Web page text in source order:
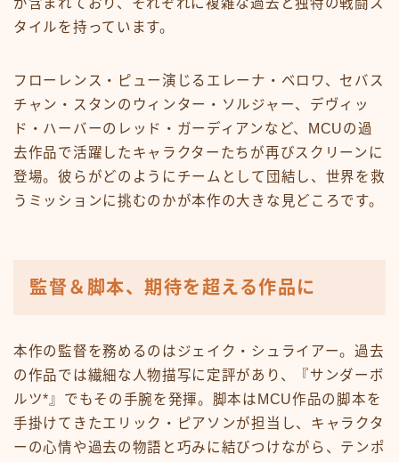
が含まれており、それぞれに複雑な過去と独特の戦闘ス
タイルを持っています。
フローレンス・ピュー演じるエレーナ・ベロワ、セバス
チャン・スタンのウィンター・ソルジャー、デヴィッ
ド・ハーバーのレッド・ガーディアンなど、MCUの過
去作品で活躍したキャラクターたちが再びスクリーンに
登場。彼らがどのようにチームとして団結し、世界を救
うミッションに挑むのかが本作の大きな見どころです。
監督＆脚本、期待を超える作品に
本作の監督を務めるのはジェイク・シュライアー。過去
の作品では繊細な人物描写に定評があり、『サンダーボ
ルツ*』でもその手腕を発揮。脚本はMCU作品の脚本を
手掛けてきたエリック・ピアソンが担当し、キャラクタ
ーの心情や過去の物語と巧みに結びつけながら、テンポ